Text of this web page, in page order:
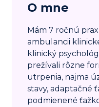
O mne
Mám 7 ročnú
ambulancii
klinický
prežívali rôzne
utrpenia, najmä
stavy, adaptačné
podmienené